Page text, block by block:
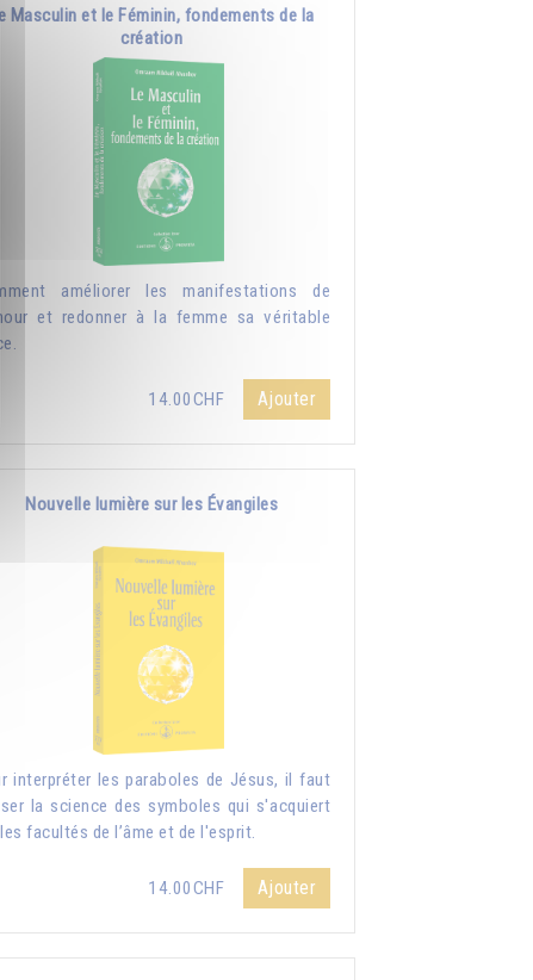
Masculin et le Féminin, fondements de la
création
améliorer les manifestations de
et redonner à la femme sa véritable
14.00CHF Ajouter
Nouvelle lumière sur les Évangiles
interpréter les paraboles de Jésus, il faut
la science des symboles qui s'acquiert
facultés de l’âme et de l'esprit.
14.00CHF Ajouter